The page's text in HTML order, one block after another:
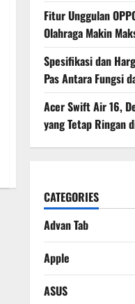
Fitur Unggulan
Olahraga Makin
Spesifikasi dan
Pas Antara Fungsi
Acer Swift Air 16,
yang Tetap Ringan
CATEGORIES
Advan Tab
Apple
ASUS